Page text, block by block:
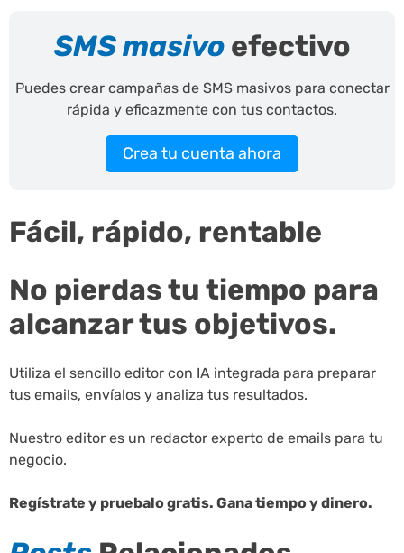
SMS masivoefectivo
Puedes crear campañas de SMS masivos para conectar
rápida y eficazmente con tus contactos.
Crea tu cuenta ahora
Fácil, rápido, rentable
No pierdas tu tiempo para
alcanzar tus objetivos.
Utiliza el sencillo editor con IA integrada para preparar
tus emails, envíalos y analiza tus resultados.
Nuestro editor es un redactor experto de emails para tu
negocio.
Regístrate y pruebalo gratis. Gana tiempo y dinero.